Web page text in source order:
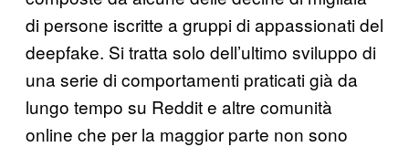
di persone iscritte a gruppi di appassionati del
deepfake. Si tratta solo dell’ultimo sviluppo di
una serie di comportamenti praticati già da
lungo tempo su Reddit e altre comunità
online che per la maggior parte non sono